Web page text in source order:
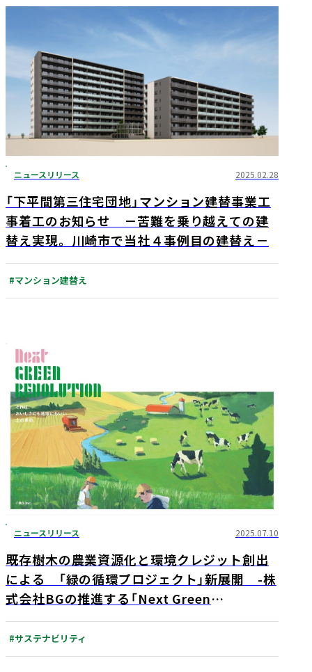
ニュースリリース 2025.02.28
「下平間第三住宅団地」マンション建替事業工
事着工のお知らせ －苦難を乗り越えての建
替え実現。川崎市で当社４事例目の建替え－
#マンション建替え
ニュースリリース 2025.07.10
既存樹木の農業資源化と環境クレジット創出
による 「緑の循環プロジェクト」新展開 -株
式会社BGの推進する「Next Green
#サステナビリティ